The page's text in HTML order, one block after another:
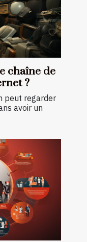
chaîne de
?
peut regarder
avoir un